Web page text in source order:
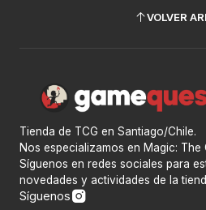
VOLVER
Tienda de TCG en Santiago/Chile.
Nos especializamos en Magic: The
Síguenos en redes sociales para
novedades y actividades de la
Síguenos